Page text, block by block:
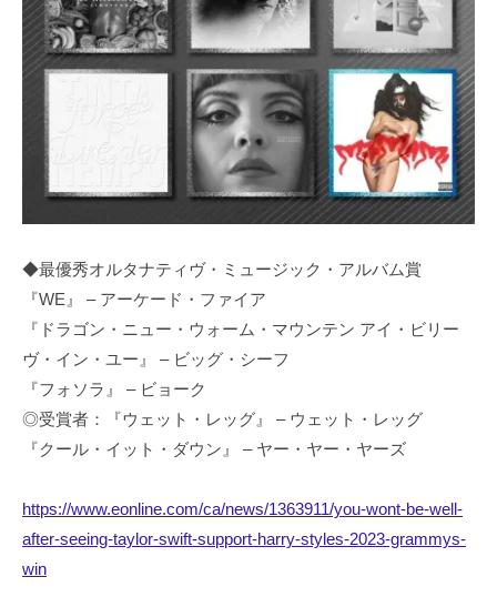
◆最優秀オルタナティヴ・ミュージック・アルバム賞
『WE』 – アーケード・ファイア
『ドラゴン・ニュー・ウォーム・マウンテン アイ・ビリー
ヴ・イン・ユー』 – ビッグ・シーフ
『フォソラ』 – ビョーク
◎受賞者：『ウェット・レッグ』 – ウェット・レッグ
『クール・イット・ダウン』 – ヤー・ヤー・ヤーズ
https://www.eonline.com/ca/news/1363911/you-wont-be-well-
after-seeing-taylor-swift-support-harry-styles-2023-grammys-
win